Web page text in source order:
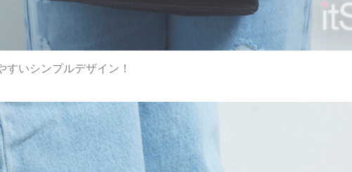
いシンプルデザイン！